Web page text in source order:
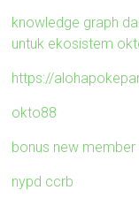
knowledge graph
untuk ekosistem
https://
okto88
bonus new member
nypd ccrb